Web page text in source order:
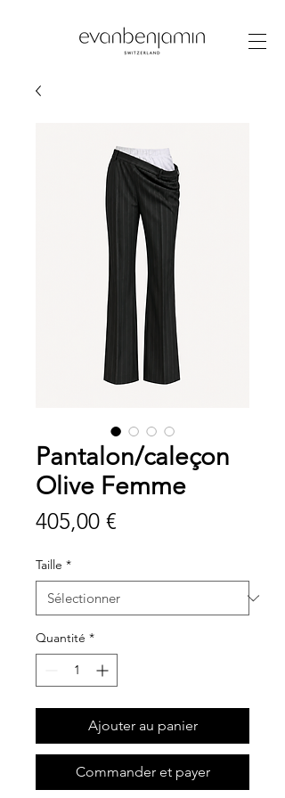
Pantalon/caleçon
Olive Femme
405,00 €
Taille *
Quantité *
Ajouter au panier
Commander et payer